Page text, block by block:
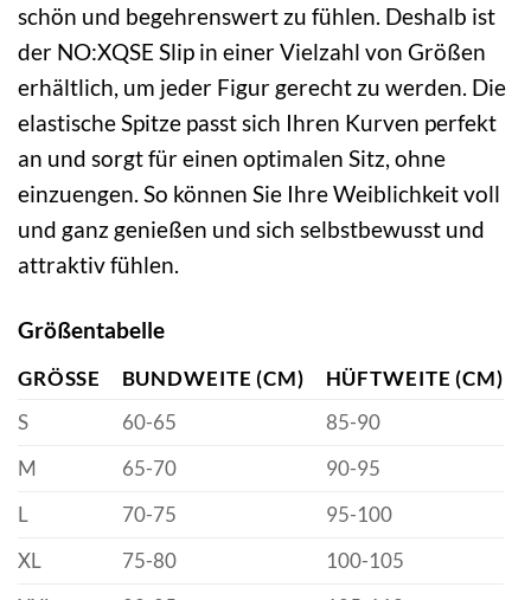
schön und begehrenswert zu fühlen. Deshalb ist
der NO:XQSE Slip in einer Vielzahl von Größen
erhältlich, um jeder Figur gerecht zu werden. Die
elastische Spitze passt sich Ihren Kurven perfekt
an und sorgt für einen optimalen Sitz, ohne
einzuengen. So können Sie Ihre Weiblichkeit voll
und ganz genießen und sich selbstbewusst und
attraktiv fühlen.
Größentabelle
GRÖSSE BUNDWEITE (CM)
HÜFTWEITE (CM)
S
60-65
85-90
M
65-70
90-95
L
70-75
95-100
XL
75-80
100-105